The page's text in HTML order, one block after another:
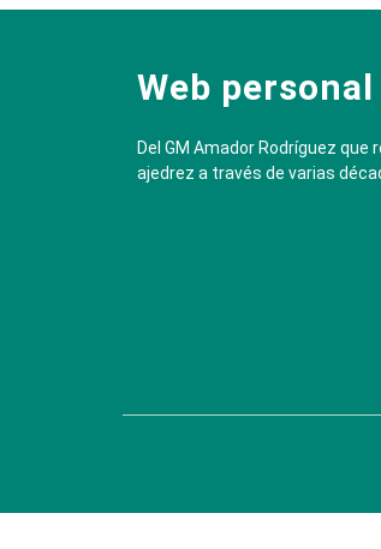
Web personal
Del GM Amador Rodríguez
ajedrez a través de varias